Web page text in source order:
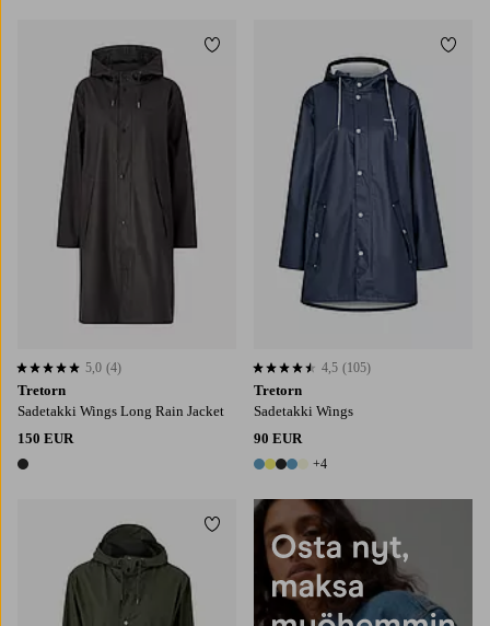
Tretorn
Sadetakki Wings Long Rain Jacket
150 EUR
1 väri
5,0 perustuen 4 arvosanaan
5,0 (4)
Lisää suosikkeihin
Tretorn
Sadetakki Wings
90 EUR
9 värejä
+4
4,5 perustuen 105 arvosanaan
4,5 (105)
Lisää suosikkeihin